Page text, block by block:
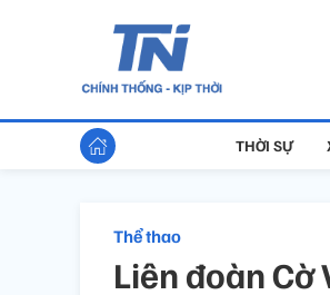
THỜI SỰ
Thể thao
Liên đoàn